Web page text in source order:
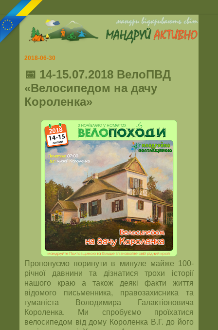
2018-06-30
📅 14-15.07.2018 ВелоПВД
«Велосипедом на дачу
Короленка»
Пропонуємо поринути в минуле майже 100-
річної давнини та дізнатися трохи історії
нашого краю а також деякі факти життя
відомого письменника, правозахисника та
гуманіста Володимира Галактіоновича
Короленка. Ми спробуємо проїхатися
велосипедом від дому Короленка В.Г. до його